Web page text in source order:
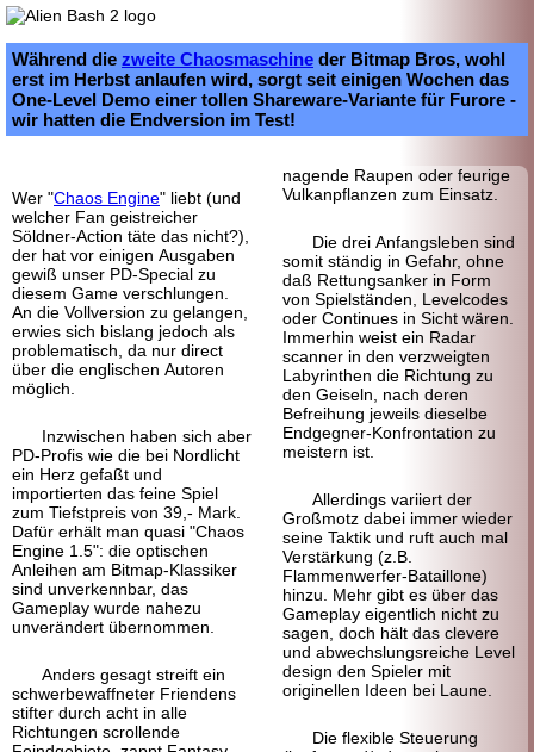
Während die zweite Chaosmaschine der Bitmap Bros, wohl
erst im Herbst anlaufen wird, sorgt seit einigen Wochen das
One-Level Demo einer tollen Shareware-Variante für Furore -
wir hatten die Endversion im Test!
Wer "Chaos Engine" liebt (und
welcher Fan geistreicher
Söldner-Action täte das nicht?),
der hat vor einigen Ausgaben
gewiß unser PD-Special zu
diesem Game verschlungen.
An die Vollversion zu gelangen,
erwies sich bislang jedoch als
problematisch, da nur direct
über die englischen Autoren
möglich.
Inzwischen haben sich aber
PD-Profis wie die bei Nordlicht
ein Herz gefaßt und
importierten das feine Spiel
zum Tiefstpreis von 39,- Mark.
Dafür erhält man quasi "Chaos
Engine 1.5": die optischen
Anleihen am Bitmap-Klassiker
sind unverkennbar, das
Gameplay wurde nahezu
unverändert übernommen.
Anders gesagt streift ein
schwerbewaffneter Friendens
stifter durch acht in alle
Richtungen scrollende
nagende Raupen oder feurige
Vulkanpflanzen zum Einsatz.
Die drei Anfangsleben sind
somit ständig in Gefahr, ohne
daß Rettungsanker in Form
von Spielständen, Levelcodes
oder Continues in Sicht wären.
Immerhin weist ein Radar
scanner in den verzweigten
Labyrinthen die Richtung zu
den Geiseln, nach deren
Befreihung jeweils dieselbe
Endgegner-Konfrontation zu
meistern ist.
Allerdings variiert der
Großmotz dabei immer wieder
seine Taktik und ruft auch mal
Verstärkung (z.B.
Flammenwerfer-Bataillone)
hinzu. Mehr gibt es über das
Gameplay eigentlich nicht zu
sagen, doch hält das clevere
und abwechslungsreiche Level
design den Spieler mit
originellen Ideen bei Laune.
Die flexible Steuerung